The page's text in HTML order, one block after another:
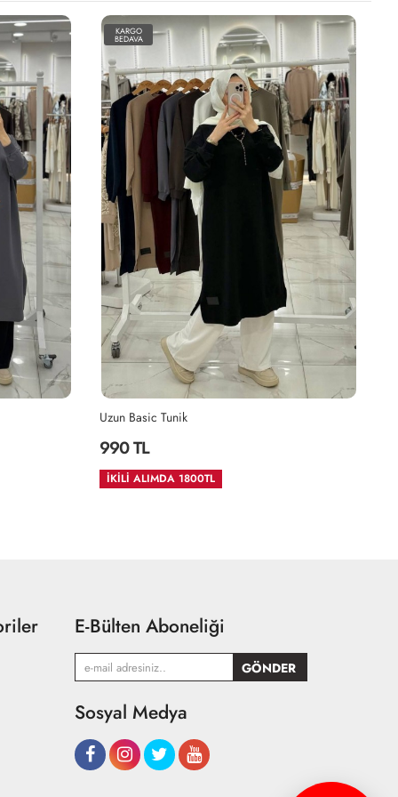
KARGO
BEDAVA
Uzun Basic Tunik
990 TL
İKİLİ ALIMDA 1800TL
E-Bülten Aboneliği
Sosyal Medya